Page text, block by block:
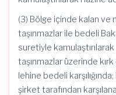
(3) Bölge içinde kalan ve
taşınmazlar ile bedeli
suretiyle
taşınmazlar üzerinde
lehine bedeli
şirket tarafından